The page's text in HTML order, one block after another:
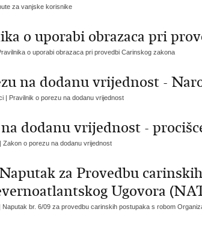
za vanjske korisnike
o uporabi obrazaca pri
o uporabi obrazaca pri provedbi Carinskog zakona
na dodanu vrijednost -
| Pravilnik o porezu na dodanu vrijednost
dodanu vrijednost -
Zakon o porezu na dodanu vrijednost
za Provedbu
Ugovora
Naputak br. 6/09 za provedbu carinskih postupaka s robom